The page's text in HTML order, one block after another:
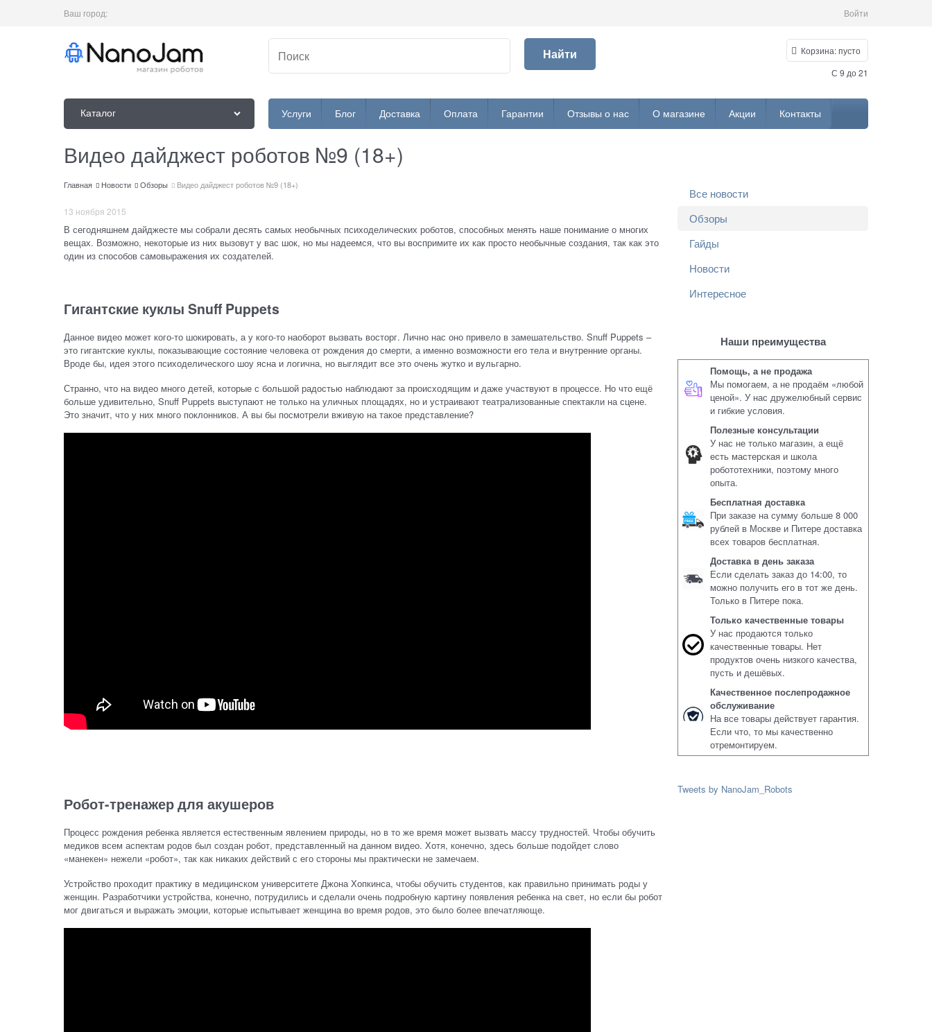
Ваш город: Войти
Найти Корзина:пусто
С 9 до 21
Каталог Услуги Блог Доставка Оплата Гарантии Отзывы о нас О магазине Акции Контакты
Видео дайджест роботов №9 (18+)
Главная Новости Обзоры Видео дайджест роботов №9 (18+)
13 ноября 2015
В сегодняшнем дайджесте мы собрали десять самых необычных психоделических роботов, способных менять наше понимание о многих
вещах. Возможно, некоторые из них вызовут у вас шок, но мы надеемся, что вы воспримите их как просто необычные создания, так как это
один из способов самовыражения их создателей.
Гигантские куклы Snuff Puppets
Данное видео может кого-то шокировать, а у кого-то наоборот вызвать восторг. Лично нас оно привело в замешательство. Snuff Puppets –
это гигантские куклы, показывающие состояние человека от рождения до смерти, а именно возможности его тела и внутренние органы.
Вроде бы, идея этого психоделического шоу ясна и логична, но выглядит все это очень жутко и вульгарно.
Странно, что на видео много детей, которые с большой радостью наблюдают за происходящим и даже участвуют в процессе. Но что ещё
больше удивительно, Snuff Puppets выступают не только на уличных площадях, но и устраивают театрализованные спектакли на сцене.
Это значит, что у них много поклонников. А вы бы посмотрели вживую на такое представление?
Робот-тренажер для акушеров
Процесс рождения ребенка является естественным явлением природы, но в то же время может вызвать массу трудностей. Чтобы обучить
медиков всем аспектам родов был создан робот, представленный на данном видео. Хотя, конечно, здесь больше подойдет слово
«манекен» нежели «робот», так как никаких действий с его стороны мы практически не замечаем.
Устройство проходит практику в медицинском университете Джона Хопкинса, чтобы обучить студентов, как правильно принимать роды у
женщин. Разработчики устройства, конечно, потрудились и сделали очень подробную картину появления ребенка на свет, но если бы робот
мог двигаться и выражать эмоции, которые испытывает женщина во время родов, это было более впечатляюще.
Все новости
Обзоры
Гайды
Новости
Интересное
Наши преимущества
Помощь, а не продажа
Мы помогаем, а не продаём «любой
ценой». У нас дружелюбный сервис
и гибкие условия.
Полезные консультации
У нас не только магазин, а ещё
есть мастерская и школа
робототехники, поэтому много
опыта.
Бесплатная доставка
При заказе на сумму больше 8 000
рублей в Москве и Питере доставка
всех товаров бесплатная.
Доставка в день заказа
Если сделать заказ до 14:00, то
можно получить его в тот же день.
Только в Питере пока.
Только качественные товары
У нас продаются только
качественные товары. Нет
продуктов очень низкого качества,
пусть и дешёвых.
Качественное послепродажное
обслуживание
На все товары действует гарантия.
Если что, то мы качественно
отремонтируем.
Tweets by NanoJam_Robots